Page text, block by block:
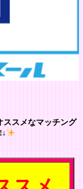
ススメなマッチング